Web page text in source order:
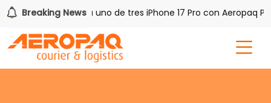
Breaking News
PAQ! Gana uno de tres iPhone 17 Pro con Aeropaq